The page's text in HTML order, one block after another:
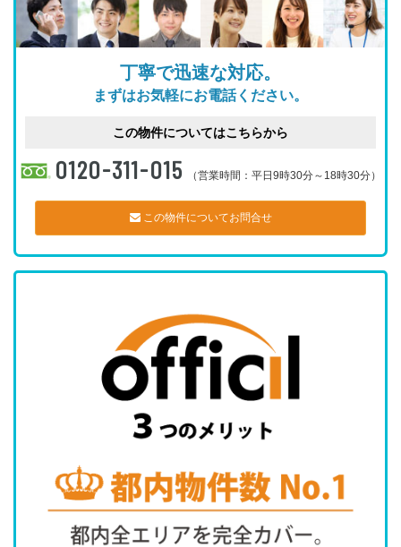
丁寧で迅速な対応。
まずはお気軽にお電話ください。
この物件についてはこちらから
0120-311-015 （営業時間：平日9時30分～18時30分）
この物件についてお問合せ